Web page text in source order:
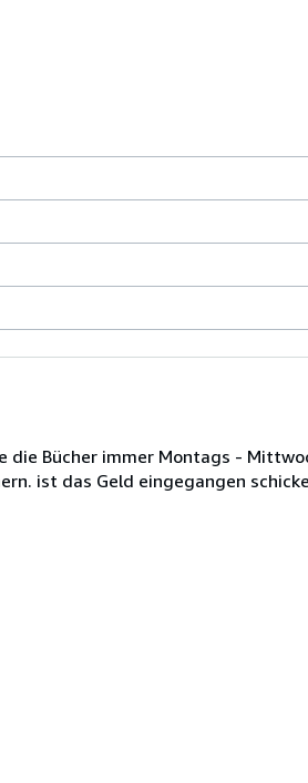
die Bücher immer Montags -
ist das Geld eingegangen